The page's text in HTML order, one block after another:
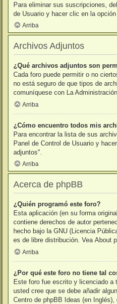
Para eliminar sus suscripciones,
de Usuario y hacer clic en la
Arriba
Archivos Adjuntos
¿Qué archivos adjuntos son
Cada foro puede permitir o no
no está seguro de que tipos de
comuníquese con La
Arriba
¿Cómo encuentro todos mis
Para encontrar la lista de sus
Panel de Control de Usuario y
adjuntos".
Arriba
Acerca de phpBB
¿Quién programó este foro?
Esta aplicación (en su forma
contiene derechos de autor
hecho bajo la GNU (Licencia
es de libre distribución. Vea About
Arriba
¿Por qué este foro no tiene tal
Este foro fue escrito y licenciado a
usted cree que se debe añadir
Centro de phpBB Ideas (en Inglés),